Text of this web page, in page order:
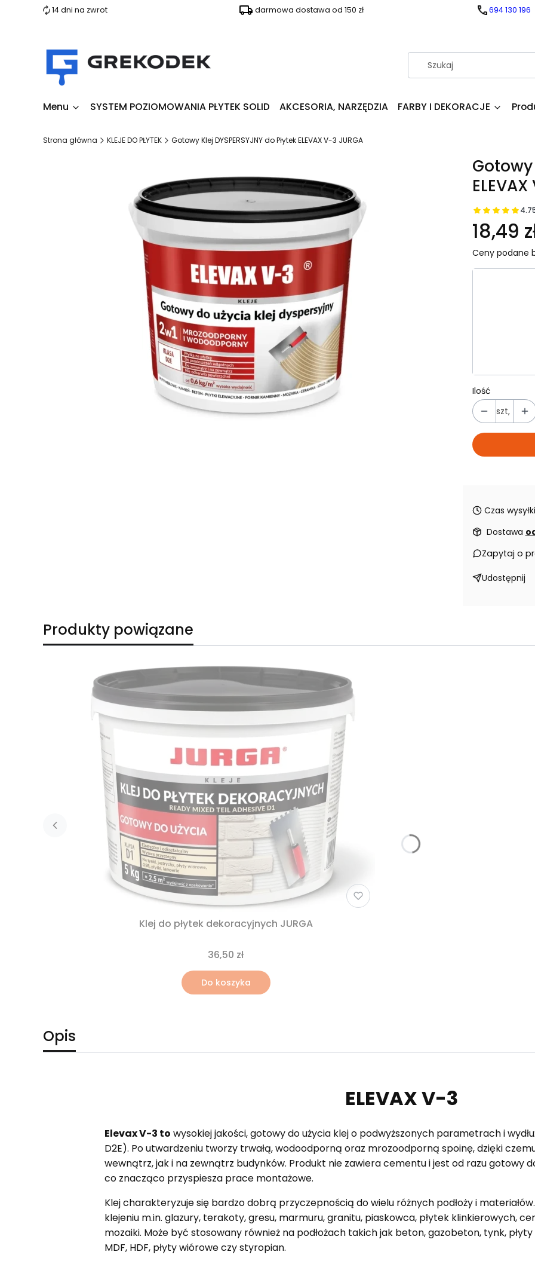
14 dni na zwrot darmowa dostawa od 150 zł 694 130 196
Menu SYSTEM POZIOMOWANIA PŁYTEK SOLID AKCESORIA, NARZĘDZIA FARBY I DEKORACJE
Strona główna KLEJE DO PŁYTEK Gotowy Klej DYSPERSYJNY do Płytek ELEVAX V-3 JURGA
Gotowy
18,49
Ceny podane
Ilość
szt,
Czas
Dostawa
Zapytaj o
Udostępnij
Produkty powiązane
Klej do płytek dekoracyjnych JURGA
36,50 zł
Do koszyka
Opis
ELEVAX V-3
Elevax V-3 to wysokiej jakości, gotowy do użycia klej o podwyższonych parametrach i
D2E). Po utwardzeniu tworzy trwałą, wodoodporną oraz mrozoodporną spoinę, dzięki
wewnątrz, jak i na zewnątrz budynków. Produkt nie zawiera cementu i jest od razu gotowy
co znacząco przyspiesza prace montażowe.
Klej charakteryzuje się bardzo dobrą przyczepnością do wielu różnych podłoży i
klejeniu m.in. glazury, terakoty, gresu, marmuru, granitu, piaskowca, płytek klinkierowych,
mozaiki. Może być stosowany również na podłożach takich jak beton, gazobeton, tynk,
MDF, HDF, płyty wiórowe czy styropian.